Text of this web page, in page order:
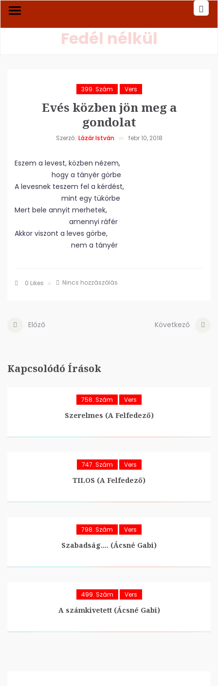
Fedél nélkül
399. Szám Vers
Evés közben jön meg a
gondolat
Szerző: Lázár István febr 10, 2018
Eszem a levest, közben nézem,
hogy a tányér görbe
A levesnek teszem fel a kérdést,
mint egy tükörbe
Mert bele annyit merhetek,
amennyi ráfér
Akkor viszont a leves görbe,
nem a tányér
0 Likes Nincs hozzászólás
Előző Következő
Kapcsolódó Írások
758. Szám Vers
Szerelmes (A Felfedező)
747. Szám Vers
TILOS (A Felfedező)
798. Szám Vers
Szabadság…. (Ácsné Gabi)
499. Szám Vers
A számkivetett (Ácsné Gabi)